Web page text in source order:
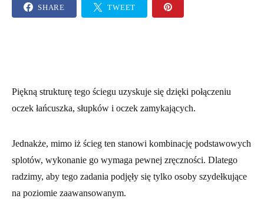
SHARE TWEET
Piękną strukturę tego ściegu uzyskuje się dzięki połączeniu
Jednakże, mimo iż ścieg ten stanowi kombinację podstawowych
splotów, wykonanie go wymaga pewnej zręczności. Dlatego
radzimy, aby tego zadania podjęły się tylko osoby szydełkujące